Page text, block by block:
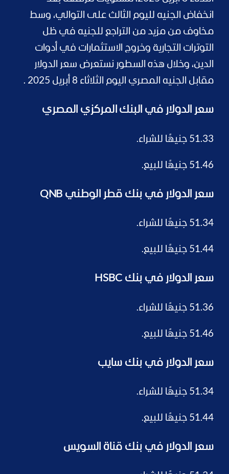
انخفاض الجنيه لليوم الثالث على التوالي، وسط
مخاوف من مزيد من التراجع للجنيه في ظل
التوترات التجارية وخروج الاستثمارات في أدوات
الدين، وخلال هذه السطور نستعرض سعر الدولار
مقابل الجنيه المصري اليوم الثلاثاء 8 أبريل 2025 .
سعر الدولار في البنك المركزي المصري
51.33 جنيهًا للشراء.
51.46 جنيهًا للبيع.
سعر الدولار في بنك قطر الوطني QNB
51.34 جنيهًا للشراء.
51.44 جنيهًا للبيع.
سعر الدولار في بنك HSBC
51.36 جنيهًا للشراء.
51.46 جنيهًا للبيع.
سعر الدولار في بنك سايب
51.34 جنيهًا للشراء.
51.44 جنيهًا للبيع.
سعر الدولار في بنك قناة السويس